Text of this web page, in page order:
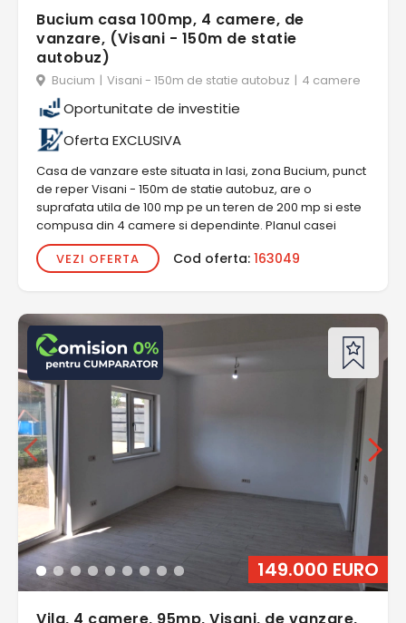
Bucium casa 100mp, 4 camere, de
vanzare, (Visani - 150m de statie
autobuz)
Bucium | Visani - 150m de statie autobuz | 4 camere
Oportunitate de investitie
Oferta EXCLUSIVA
Casa de vanzare este situata in Iasi, zona Bucium, punct
de reper Visani - 150m de statie autobuz, are o
suprafata utila de 100 mp pe un teren de 200 mp si este
compusa din 4 camere si dependinte. Planul casei
VEZI OFERTA
Cod oferta: 163049
149.000 EURO